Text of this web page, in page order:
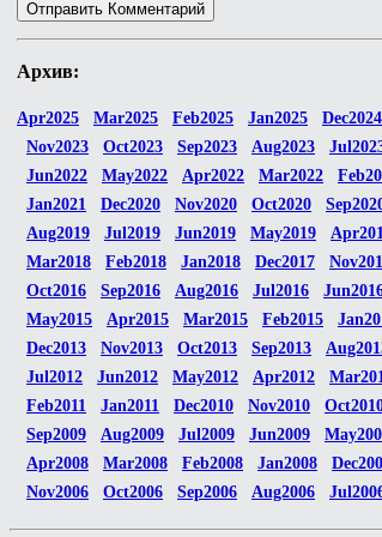
Архив:
Apr2025 Mar2025 Feb2025 Jan2025 Dec2024
Nov2023
Oct2023 Sep2023 Aug2023
Jun2022
May2022 Apr2022 Mar2022
Jan2021
Dec2020 Nov2020 Oct2020
Aug2019
Jul2019 Jun2019 May2019
Mar2018
Feb2018 Jan2018 Dec2017
Oct2016
Sep2016 Aug2016 Jul2016
May2015
Apr2015 Mar2015 Feb2015
Dec2013
Nov2013 Oct2013 Sep2013
Jul2012
Jun2012 May2012 Apr2012
Feb2011
Jan2011 Dec2010 Nov2010
Sep2009
Aug2009 Jul2009 Jun2009
Apr2008
Mar2008 Feb2008 Jan2008
Nov2006
Oct2006 Sep2006 Aug2006